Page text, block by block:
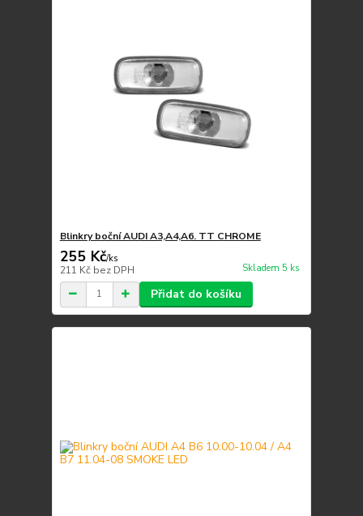
Blinkry boční AUDI A3,A4,A6. TT CHROME
255 Kč/ks
211 Kč bez DPH Skladem 5 ks
Přidat do košíku